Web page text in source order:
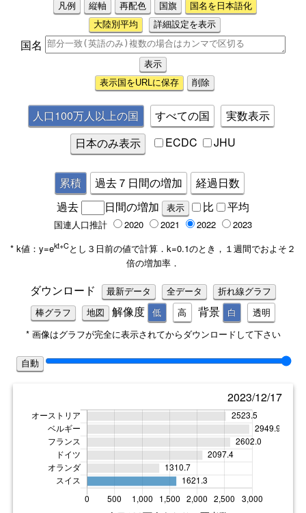
凡例
縦軸 再配色 国旗
国名を日本語化
大陸別平均
詳細設定を表示
国名
表示国をURLに保存 削除
人口100万人以上の国 すべての国 実数表示
日本のみ表示 ECDC JHU
累積 過去７日間の増加
経過日数
過去
日間の増加 比 平均
国連人口推計 2020 2021 2022
2023
* k値：y=ekt+Cとし３日前の値で計算．k=0.1のとき，１週間でおよそ２
倍の増加率．
ダウンロード 最新データ 全データ 折れ線グラフ
棒グラフ 地図 解像度 低 高 背景 白
透明
* 画像はグラフが完全に表示されてからダウンロードして下さい
自動
2023/12/17